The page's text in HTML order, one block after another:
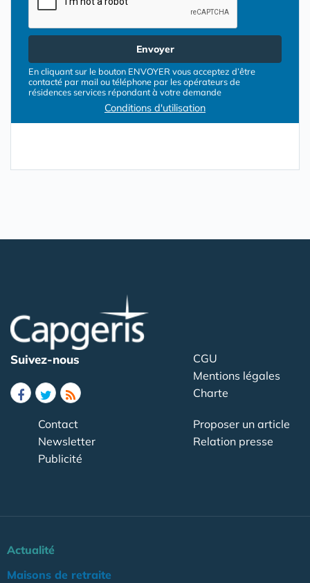
Envoyer
En cliquant sur le bouton ENVOYER vous acceptez d’être
contacté par mail ou téléphone par les opérateurs de
résidences services répondant à votre demande
Conditions d'utilisation
Suivez-nous
CGU
Mentions légales
Charte
Contact
Newsletter
Publicité
Proposer un article
Relation presse
Actualité
Maisons de retraite